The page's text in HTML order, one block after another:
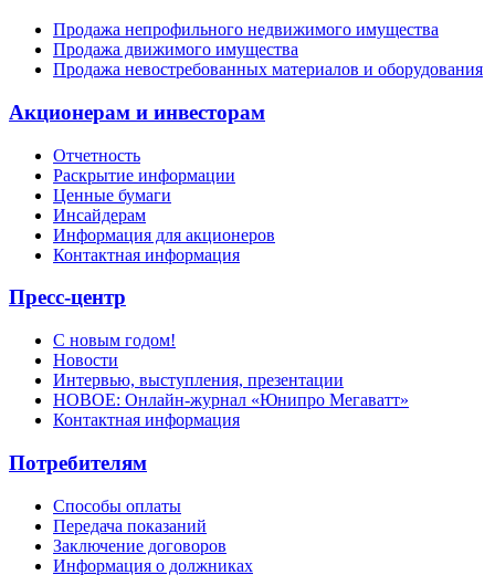
Продажа непрофильного недвижимого имущества
Продажа движимого имущества
Продажа невостребованных материалов и оборудования
Акционерам и инвесторам
Отчетность
Раскрытие информации
Ценные бумаги
Инсайдерам
Информация для акционеров
Контактная информация
Пресс-центр
С новым годом!
Новости
Интервью, выступления, презентации
НОВОЕ: Онлайн-журнал «Юнипро Мегаватт»
Контактная информация
Потребителям
Способы оплаты
Передача показаний
Заключение договоров
Информация о должниках